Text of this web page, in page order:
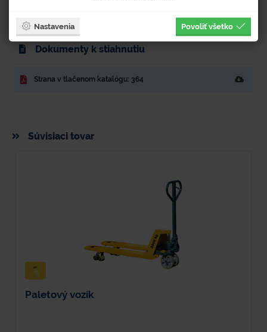
Dokumenty k stiahnutiu
Strana v tlačenom katalógu: 364
Súvisiaci tovar
Paletový vozík
Nastavenia Povoliť všetko